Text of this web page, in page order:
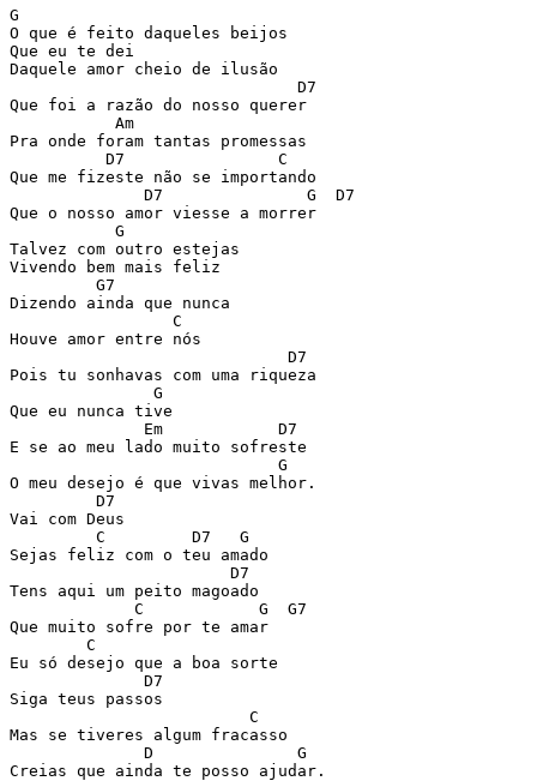
G
O que é feito daqueles beijos
Que eu te dei
Daquele amor cheio de ilusão
                              D7
Que foi a razão do nosso querer
           Am
Pra onde foram tantas promessas
          D7                C
Que me fizeste não se importando
              D7               G  D7
Que o nosso amor viesse a morrer
           G
Talvez com outro estejas
Vivendo bem mais feliz
         G7
Dizendo ainda que nunca
                 C
Houve amor entre nós
                             D7
Pois tu sonhavas com uma riqueza
               G
Que eu nunca tive
              Em            D7
E se ao meu lado muito sofreste
                            G
O meu desejo é que vivas melhor.
         D7
Vai com Deus
         C         D7   G
Sejas feliz com o teu amado
                       D7
Tens aqui um peito magoado
             C            G  G7
Que muito sofre por te amar
        C
Eu só desejo que a boa sorte
              D7
Siga teus passos
                         C
Mas se tiveres algum fracasso
              D               G
Creias que ainda te posso ajudar.